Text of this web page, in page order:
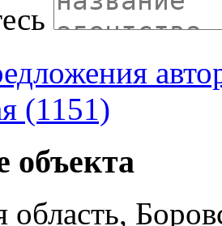
(1151)
объекта
область,